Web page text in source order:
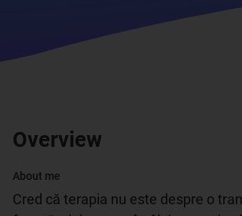
Overview
About me
Cred că terapia nu este despre o